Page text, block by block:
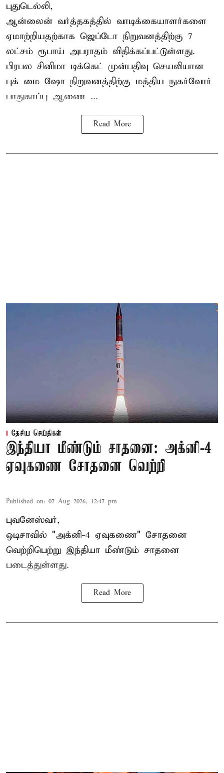
புதுடெல்லி,
ஆன்லைன் வர்த்தகத்தில் வாடிக்கையாளர்களை
ஏமாற்றியதற்காக ஜெப்டோ நிறுவனத்திற்கு 7
லட்சம் ரூபாய் அபராதம் விதிக்கப்பட்டுள்ளது.
பிரபல சினிமா டிக்கெட் முன்பதிவு செயலியான
புக் மை ஷோ நிறுவனத்திற்கு மத்திய நுகர்வோர்
பாதுகாப்பு ஆணை ...
Read More
தேசிய செய்திகள்
இந்தியா மீண்டும் சாதனை: அக்னி-4
ஏவுகணை சோதனை வெற்றி
Published on: 07 Aug 2026, 12:47 pm
புவனேஸ்வர்,
ஒடிசாவில் "அக்னி-4 ஏவுகணை" சோதனை
வெற்றிபெற்று இந்தியா மீண்டும் சாதனை
படைத்துள்ளது.
Read More